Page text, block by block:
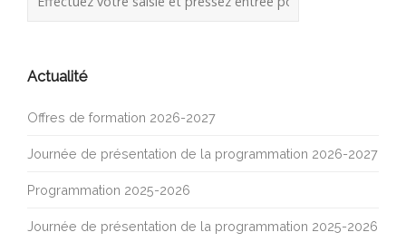
Actualité
Offres de formation 2026-2027
Journée de présentation de la programmation 2026-2027
Programmation 2025-2026
Journée de présentation de la programmation 2025-2026